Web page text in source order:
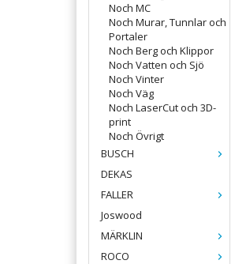
Noch MC
Noch Murar, Tunnlar och
Portaler
Noch Berg och Klippor
Noch Vatten och Sjö
Noch Vinter
Noch Väg
Noch LaserCut och 3D-
print
Noch Övrigt
BUSCH
DEKAS
FALLER
Joswood
MÄRKLIN
ROCO